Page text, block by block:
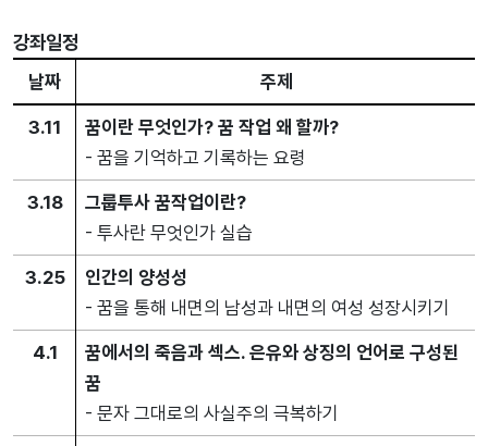
강좌일정
날짜 주제
3.11
꿈이란 무엇인가? 꿈 작업 왜 할까?
- 꿈을 기억하고 기록하는 요령
3.18
그룹투사 꿈작업이란?
- 투사란 무엇인가 실습
3.25
인간의 양성성
- 꿈을 통해 내면의 남성과 내면의 여성 성장시키기
4.1
꿈에서의 죽음과 섹스. 은유와 상징의 언어로 구성된
꿈
- 문자 그대로의 사실주의 극복하기